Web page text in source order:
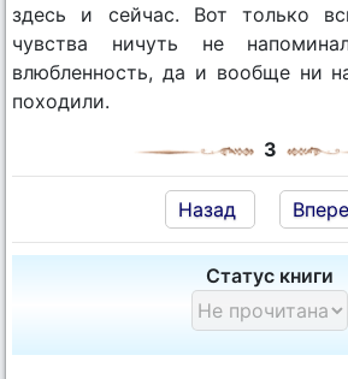
здесь и сейчас. Вот только
чувства ничуть не
влюбленность, да и вообще ни
походили.
3
Назад
Статус книги